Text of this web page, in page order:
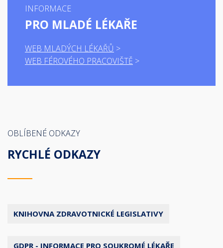
INFORMACE
PRO MLADÉ LÉKAŘE
WEB MLADÝCH LÉKAŘŮ
WEB FÉROVÉHO PRACOVIŠTĚ
OBLÍBENÉ ODKAZY
RYCHLÉ ODKAZY
KNIHOVNA ZDRAVOTNICKÉ LEGISLATIVY
GDPR - INFORMACE PRO SOUKROMÉ LÉKAŘE